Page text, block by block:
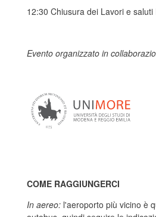
12:30 Chiusura dei Lavori e saluti
Evento organizzato in
COME RAGGIUNGERCI
In aereo: l'aeroporto più vicino è